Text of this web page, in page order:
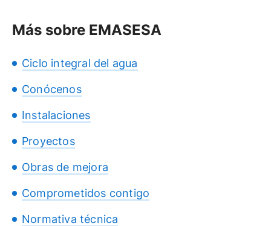
Más sobre EMASESA
Ciclo integral del agua
Conócenos
Instalaciones
Proyectos
Obras de mejora
Comprometidos contigo
Normativa técnica